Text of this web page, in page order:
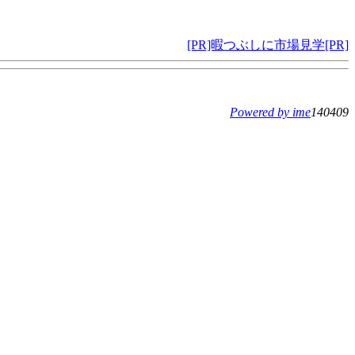
[PR]暇つぶしに市場見学[PR]
Powered by ime140409